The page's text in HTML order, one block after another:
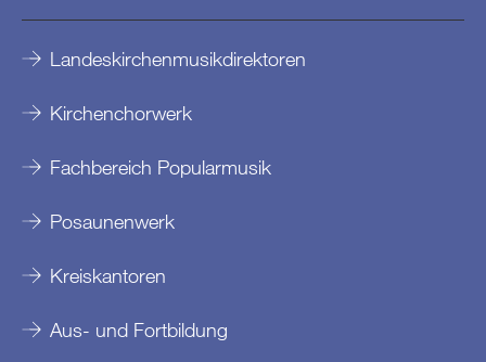
Landeskirchenmusikdirektoren
Kirchenchorwerk
Fachbereich Popularmusik
Posaunenwerk
Kreiskantoren
Aus- und Fortbildung